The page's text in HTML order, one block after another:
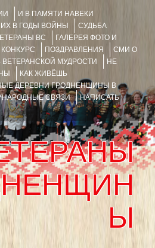
И В ПАМЯТИ НАВЕКИ
В ГОДЫ ВОЙНЫ
СУДЬБА
ВС
ГАЛЕРЕЯ ФОТО И
ПОЗДРАВЛЕНИЯ
СМИ О
ВЕТЕРАНСКОЙ МУДРОСТИ
НЕ
КАК ЖИВЁШЬ
ДЕРЕВНИ ГРОДНЕНЩИНЫ В
СВЯЗИ
НАПИСАТЬ
Ы